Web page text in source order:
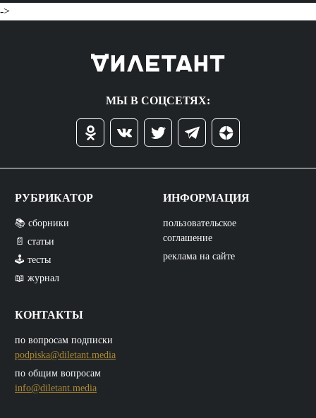
->
МЫ В СОЦСЕТЯХ:
РУБРИКАТОР
📚 сборники
📄 статьи
🕹️ тесты
📖 журнал
КОНТАКТЫ
по вопросам подписки
podpiska@diletant.media
по общим вопросам
info@diletant.media
ИНФОРМАЦИЯ
пользовательское
соглашение
реклама на сайте